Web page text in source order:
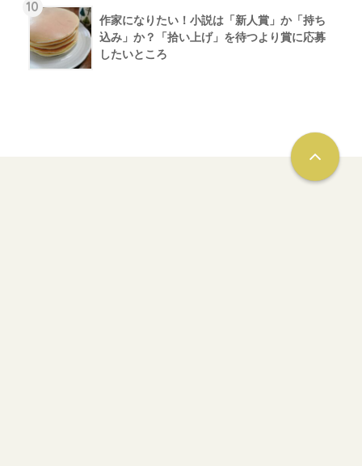
10
作家になりたい！小説は「新人賞」か「持ち
込み」か？「拾い上げ」を待つより賞に応募
したいところ